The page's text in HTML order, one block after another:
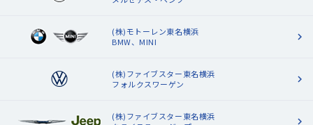
(株)モトーレン東名横浜
BMW、MINI
(株)ファイブスター東名横浜
フォルクスワーゲン
(株)ファイブスター東名横浜